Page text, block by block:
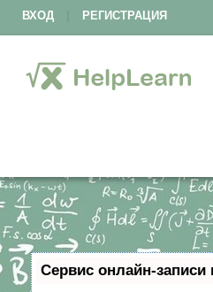
ВХОД РЕГИСТРАЦИЯ
Сервис онлайн-записи